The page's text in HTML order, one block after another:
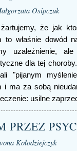
Osipczuk
że jak
to właśnie
uzależnienie,
dla tej
"pijanym
i ma za sobą
usilne
PRZEZ
Kołodziejczyk